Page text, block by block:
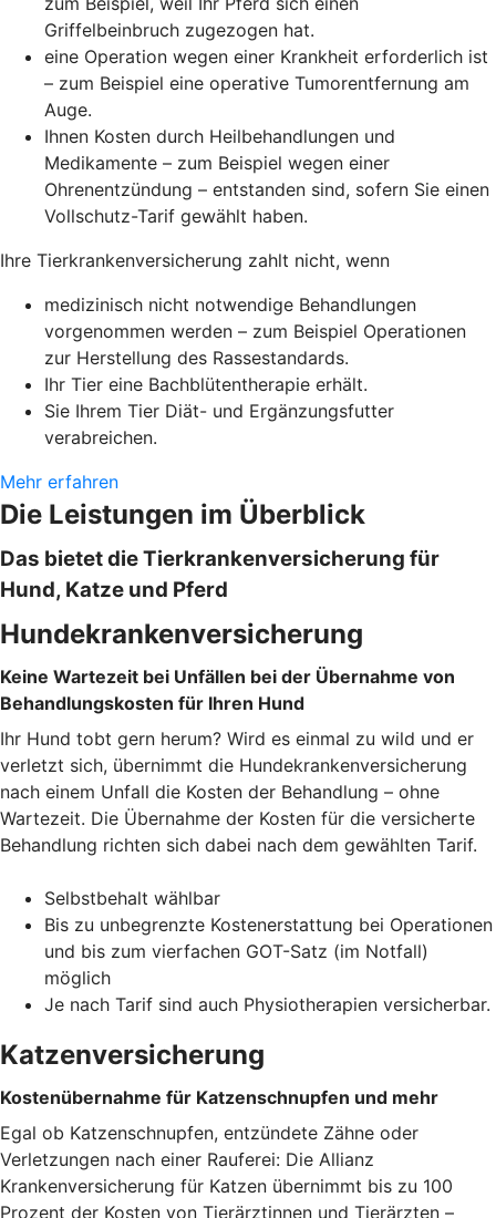
Griffelbeinbruch zugezogen hat.
eine Operation wegen einer Krankheit erforderlich ist
– zum Beispiel eine operative Tumorentfernung am
Auge.
Ihnen Kosten durch Heilbehandlungen und
Medikamente – zum Beispiel wegen einer
Ohrenentzündung – entstanden sind, sofern Sie einen
Vollschutz-Tarif gewählt haben.
Ihre Tierkrankenversicherung zahlt nicht, wenn
medizinisch nicht notwendige Behandlungen
vorgenommen werden – zum Beispiel Operationen
zur Herstellung des Rassestandards.
Ihr Tier eine Bachblütentherapie erhält.
Sie Ihrem Tier Diät- und Ergänzungsfutter
verabreichen.
Mehr erfahren
Die Leistungen im Überblick
Das bietet die Tierkrankenversicherung für
Hund, Katze und Pferd
Hundekrankenversicherung
Keine Wartezeit bei Unfällen bei der Übernahme von
Behandlungskosten für Ihren Hund
Ihr Hund tobt gern herum? Wird es einmal zu wild und er
verletzt sich, übernimmt die Hundekrankenversicherung
nach einem Unfall die Kosten der Behandlung – ohne
Wartezeit. Die Übernahme der Kosten für die versicherte
Behandlung richten sich dabei nach dem gewählten Tarif.
Selbstbehalt wählbar
Bis zu unbegrenzte Kostenerstattung bei Operationen
und bis zum vierfachen GOT-Satz (im Notfall)
möglich
Je nach Tarif sind auch Physiotherapien versicherbar.
Katzenversicherung
Kostenübernahme für Katzenschnupfen und mehr
Egal ob Katzenschnupfen, entzündete Zähne oder
Verletzungen nach einer Rauferei: Die Allianz
Krankenversicherung für Katzen übernimmt bis zu 100
Prozent der Kosten von Tierärztinnen und Tierärzten –